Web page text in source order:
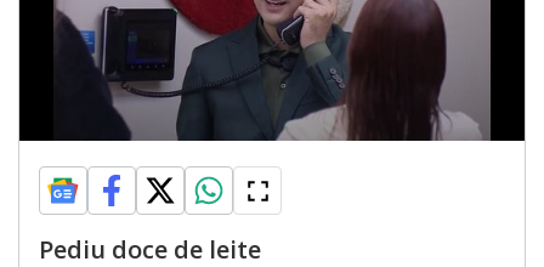
Pediu doce de leite